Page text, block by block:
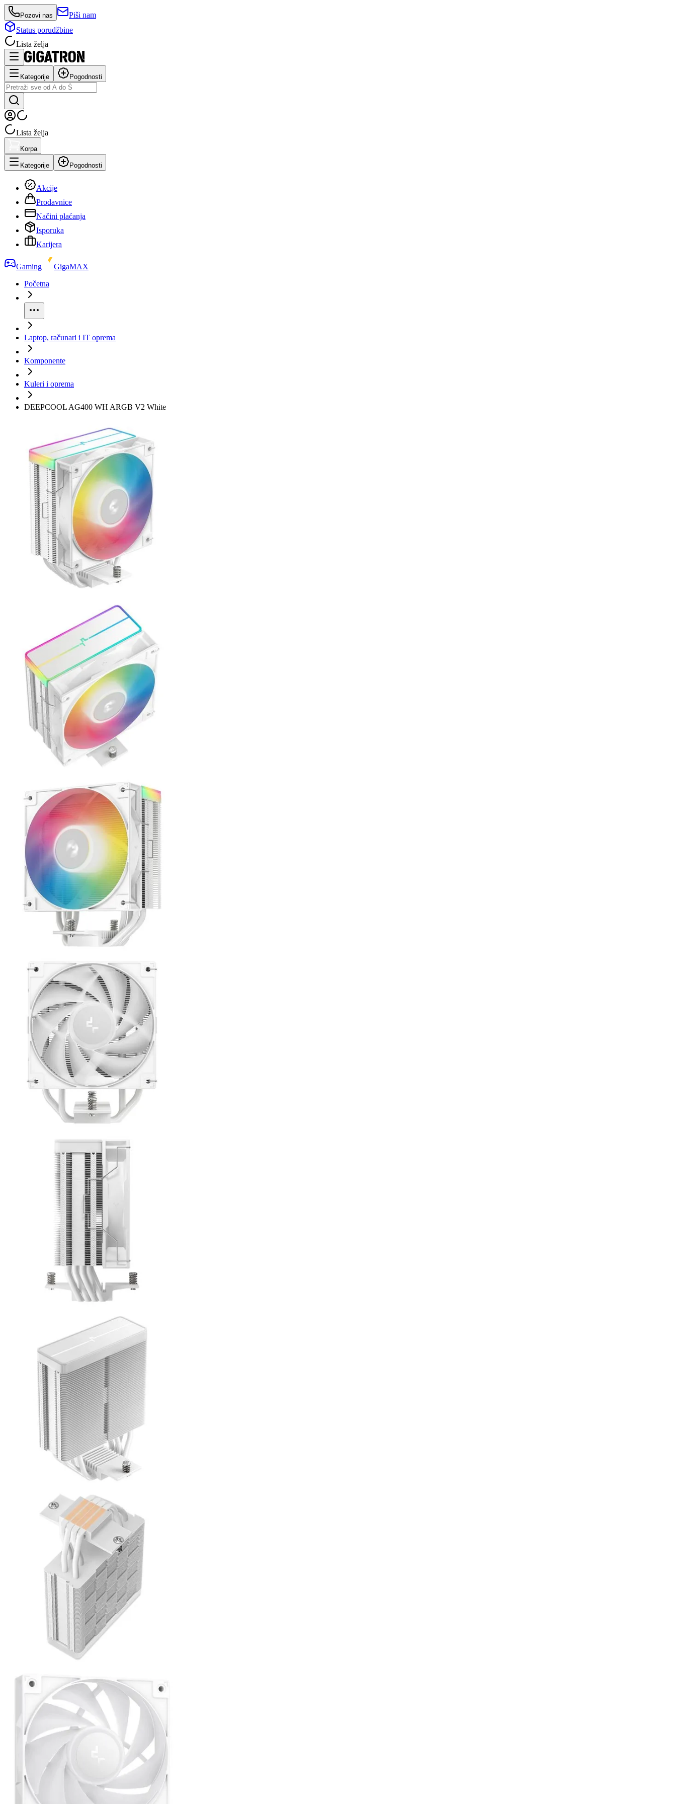
Pozovi nas
Piši nam
Status porudžbine
Lista želja
Kategorije Pogodnosti
Lista želja
Korpa
Kategorije Pogodnosti
Akcije
Prodavnice
Načini plaćanja
Isporuka
Karijera
Gaming
GigaMAX
Početna
Laptop, računari i IT oprema
Komponente
Kuleri i oprema
DEEPCOOL AG400 WH ARGB V2 White